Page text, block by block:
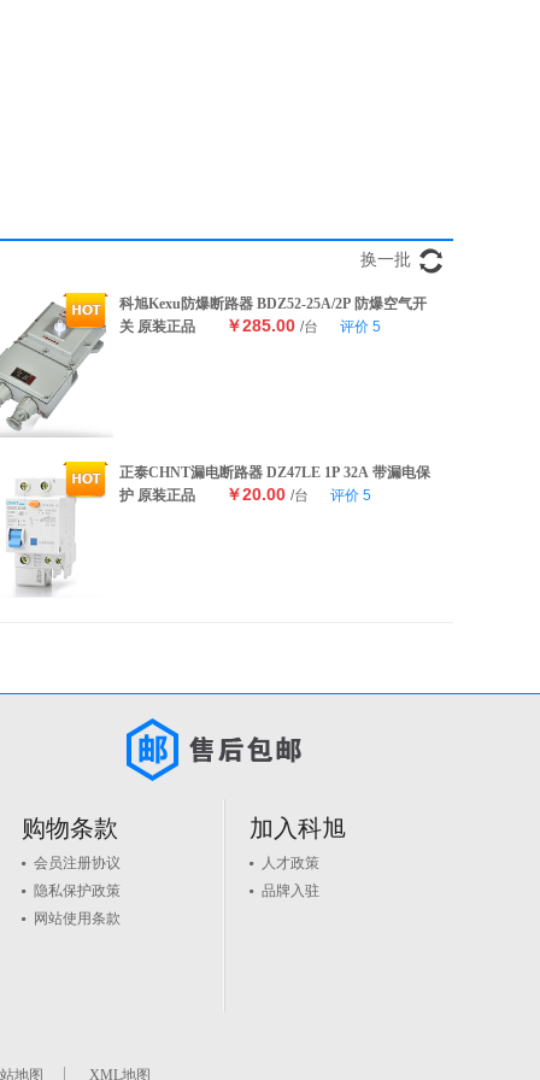
换一批
科旭Kexu防爆断路器 BDZ52-25A/2P 防爆空气开
关 原装正品
￥285.00 /台 评价 5
正泰CHNT漏电断路器 DZ47LE 1P 32A 带漏电保
护 原装正品
￥20.00 /台 评价 5
购物条款
会员注册协议
隐私保护政策
网站使用条款
加入科旭
人才政策
品牌入驻
地图 XML地图